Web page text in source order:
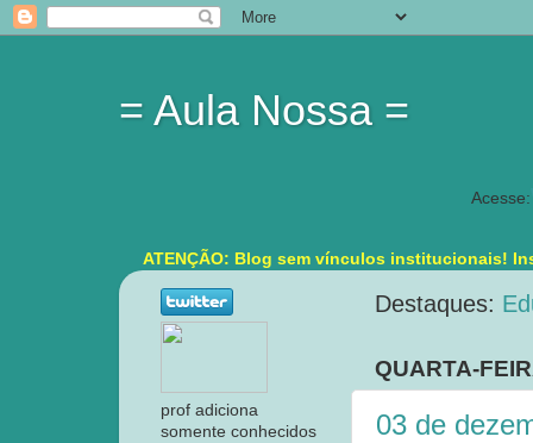
= Aula Nossa =
Acesse:
ATENÇÃO: Blog sem vínculos institucionais!
Destaques:
QUARTA-
03 de
prof adiciona
somente conhecidos